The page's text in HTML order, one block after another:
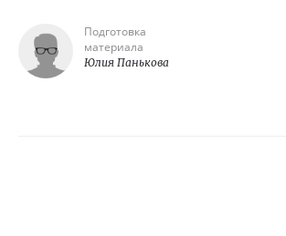
Подготовка
материала
Юлия Панькова